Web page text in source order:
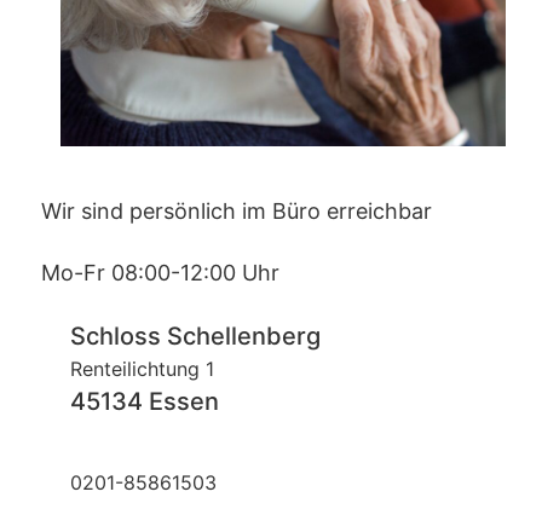
Wir sind persönlich im Büro erreichbar
Mo-Fr 08:00-12:00 Uhr
Schloss Schellenberg
Renteilichtung 1
45134 Essen
0201-85861503